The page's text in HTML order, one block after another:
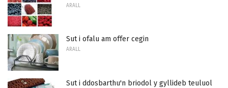
ARALL
Sut i ofalu am offer cegin
ARALL
Sut i ddosbarthu'n briodol y gyllideb teuluol